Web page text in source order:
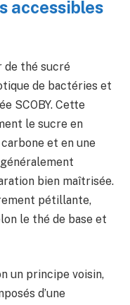
accessibles
de thé sucré
de bactéries et
SCOBY. Cette
le sucre en
et en une
bien maîtrisée.
pétillante,
le thé de base et
un principe voisin,
d’une